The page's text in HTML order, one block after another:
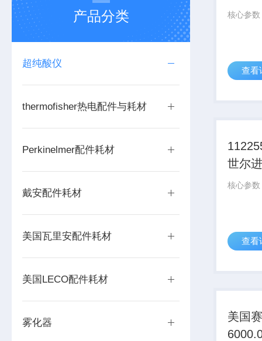
产品分类
超纯酸仪
thermofisher热电配件与耗材
Perkinelmer配件耗材
戴安配件耗材
美国瓦里安配件耗材
美国LECO配件耗材
雾化器
查看
世尔
查看
美国